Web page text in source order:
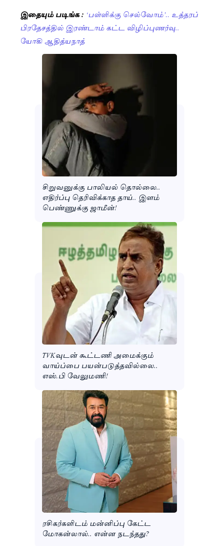
இதையும் படிங்க : ‘பள்ளிக்கு செல்வோம்’.. உத்தரப்
பிரதேசத்தில் இரண்டாம் கட்ட விழிப்புணர்வு..
யோகி ஆதித்யநாத்
சிறுவனுக்கு பாலியல் தொல்லை..
எதிர்ப்பு தெரிவிக்காத தாய்.. இளம்
பெண்ணுக்கு ஜாமீன்!
TVKவுடன் கூட்டணி அமைக்கும்
வாய்ப்பை பயன்படுத்தவில்லை..
எஸ்.பி வேலுமணி!
ரசிகர்களிடம் மன்னிப்பு கேட்ட
மோகன்லால்.. என்ன நடந்தது?